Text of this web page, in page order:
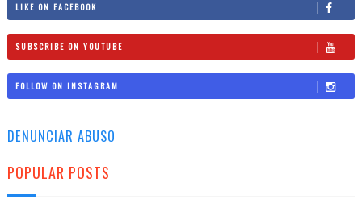
LIKE ON FACEBOOK
SUBSCRIBE ON YOUTUBE
FOLLOW ON INSTAGRAM
DENUNCIAR ABUSO
POPULAR POSTS